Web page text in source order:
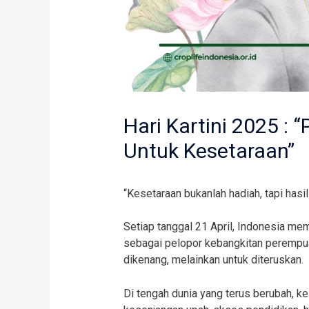
Hari Kartini 2025 :
Untuk Kesetaraan”
“Kesetaraan bukanlah hadiah, tapi
Setiap tanggal 21 April, Indonesia
sebagai pelopor kebangkitan
dikenang, melainkan untuk diteruskan.
Di tengah dunia yang terus berubah,